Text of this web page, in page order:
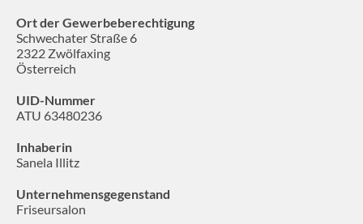
Ort der Gewerbeberechtigung
Schwechater Straße 6
2322 Zwölfaxing
Österreich
UID-Nummer
ATU 63480236
Inhaberin
Sanela Illitz
Unternehmensgegenstand
Friseursalon